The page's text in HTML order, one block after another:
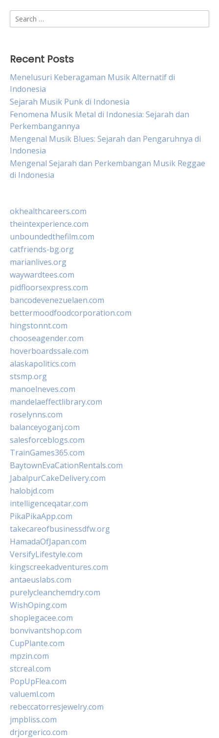
Search
for:
Recent Posts
Menelusuri Keberagaman Musik Alternatif di
Indonesia
Sejarah Musik Punk di Indonesia
Fenomena Musik Metal di Indonesia: Sejarah dan
Perkembangannya
Mengenal Musik Blues: Sejarah dan Pengaruhnya di
Indonesia
Mengenal Sejarah dan Perkembangan Musik Reggae
di Indonesia
okhealthcareers.com
theintexperience.com
unboundedthefilm.com
catfriends-bg.org
marianlives.org
waywardtees.com
pidfloorsexpress.com
bancodevenezuelaen.com
bettermoodfoodcorporation.com
hingstonnt.com
chooseagender.com
hoverboardssale.com
alaskapolitics.com
stsmp.org
manoelneves.com
mandelaeffectlibrary.com
roselynns.com
balanceyoganj.com
salesforceblogs.com
TrainGames365.com
BaytownEvaCationRentals.com
JabalpurCakeDelivery.com
halobjd.com
intelligenceqatar.com
PikaPikaApp.com
takecareofbusinessdfw.org
HamadaOfJapan.com
VersifyLifestyle.com
kingscreekadventures.com
antaeuslabs.com
purelycleanchemdry.com
WishOping.com
shoplegacee.com
bonvivantshop.com
CupPlante.com
mpzin.com
stcreal.com
PopUpFlea.com
valueml.com
rebeccatorresjewelry.com
jmpbliss.com
drjorgerico.com